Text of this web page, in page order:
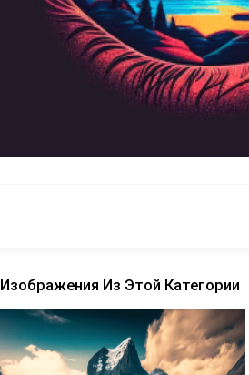
Изображения Из Этой Категории